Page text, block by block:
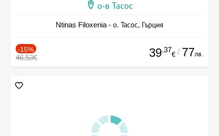
о-в Тасос
Ntinas Filoxenia - о. Тасос, Гърция
-15%
46.53€ 39.37
€ / 77лв.